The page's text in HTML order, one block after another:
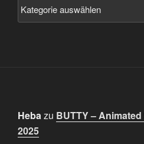
Hebazu BUTTY –
2025